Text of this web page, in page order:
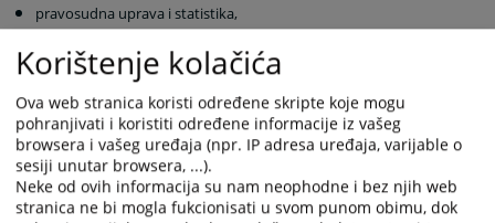
pravosudna uprava i statistika,
proračuni pravosudnih institucija,
projekti reforme pravosuđa.
Tajništvo Vijeća ima ravnatelja i zamjenika ravnatelja, koji su
odgovorni Vijeću. Ravnatelja i zamjenika ravnatelja imenuje i
razrješava Vijeće u skladu sa odredbama Zakona o državnoj službi u
institucijama Bosne i Hercegovine. Mandat ravnatelja i mandat
Korištenje kolačića
Ova web stranica koristi određene skripte koje mogu
pohranjivati i koristiti određene informacije iz vašeg
browsera i vašeg uređaja (npr. IP adresa uređaja, varijable o
sesiji unutar browsera, ...).
Neke od ovih informacija su nam neophodne i bez njih web
stranica ne bi mogla fukcionisati u svom punom obimu, dok